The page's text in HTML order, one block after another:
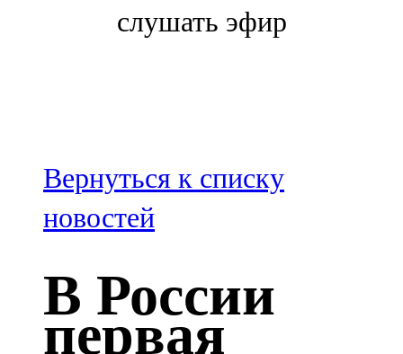
100,3 FM
Зәй
106,6 FM
Кадыбаш
105,2 FM
слушать эфир
Вернуться к списку
новостей
В России
первая